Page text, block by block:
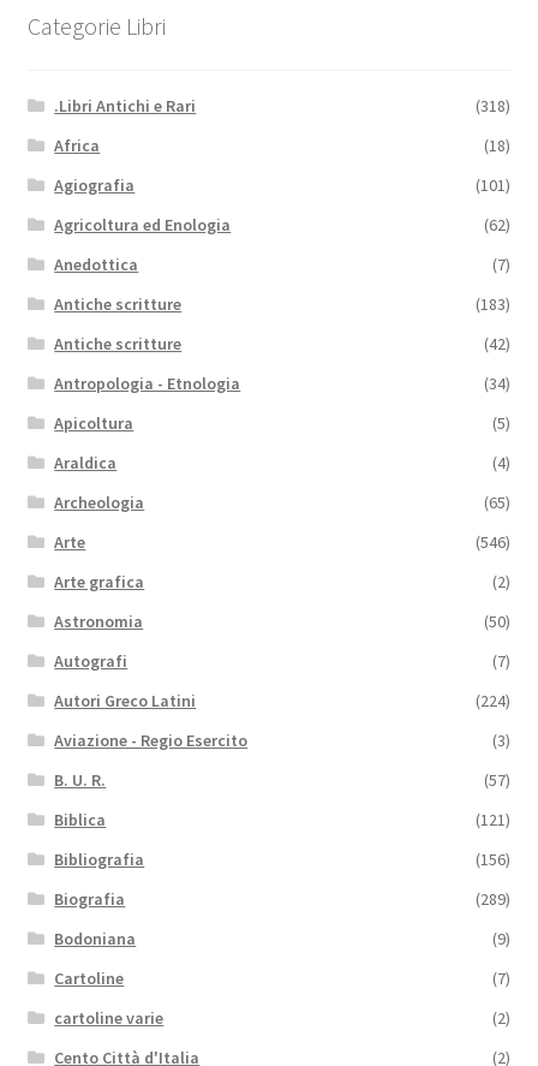
Categorie Libri
.Libri Antichi e Rari
(318)
Africa
(18)
Agiografia
(101)
Agricoltura ed Enologia
(62)
Anedottica
(7)
Antiche scritture
(183)
Antiche scritture
(42)
Antropologia - Etnologia
(34)
Apicoltura
(5)
Araldica
(4)
Archeologia
(65)
Arte
(546)
Arte grafica
(2)
Astronomia
(50)
Autografi
(7)
Autori Greco Latini
(224)
Aviazione - Regio Esercito
(3)
B. U. R.
(57)
Biblica
(121)
Bibliografia
(156)
Biografia
(289)
Bodoniana
(9)
Cartoline
(7)
cartoline varie
(2)
Cento Città d'Italia
(2)